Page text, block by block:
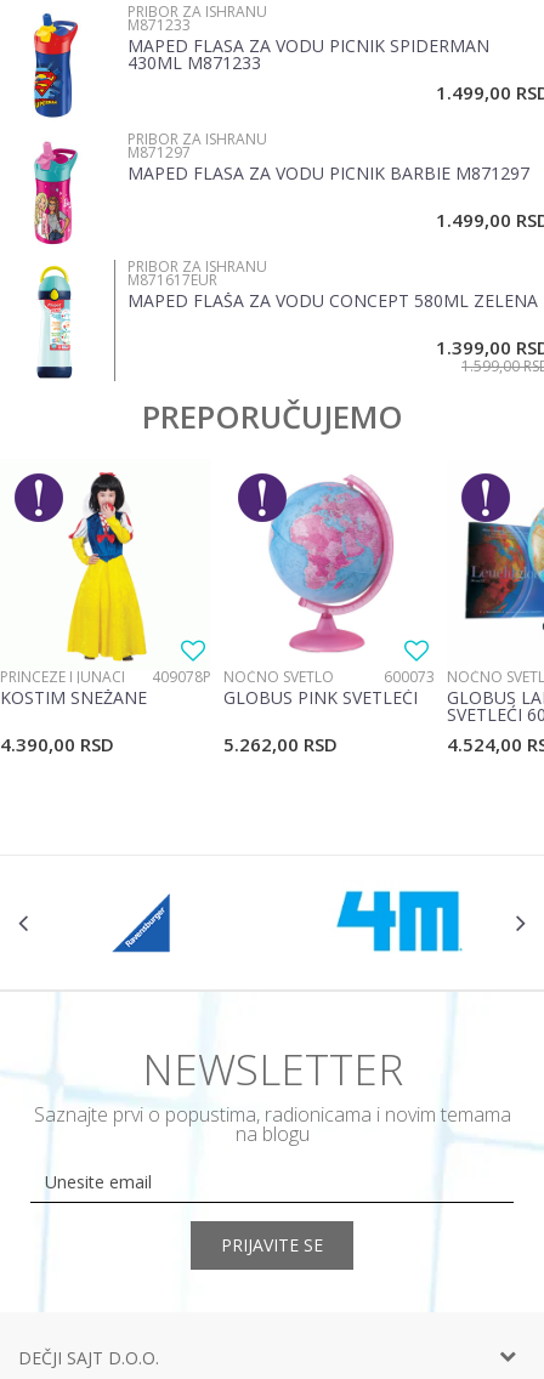
Brend
Email
Poruka
PRIBOR ZA ISHRANU
M871233
MAPED FLASA ZA VODU PICNIK SPIDERMAN
430ML M871233
1.499,00
PRIBOR ZA ISHRANU
M871297
MAPED FLASA ZA VODU PICNIK BARBIE M871297
1.499,00
PRIBOR ZA ISHRANU
M871617EUR
MAPED FLAŠA ZA VODU CONCEPT 580ML ZELENA
1.399,00
1.599,00
PREPORUČUJEMO
PRINCEZE I JUNACI 409078P
KOSTIM SNEŽANE
4.390,00 RSD
NOĆNO SVETLO 600073
GLOBUS PINK SVETLEĆI
5.262,00 RSD
NOĆNO
GLOBUS
SVETLEĆI
4.524,00
NEWSLETTER
Saznajte prvi o popustima, radionicama i novim temama
na blogu
PRIJAVITE SE
DEČJI SAJT D.O.O.